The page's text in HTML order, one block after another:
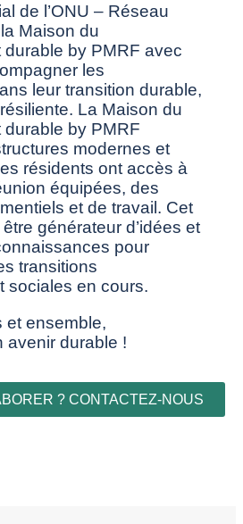
de l’ONU – Réseau
Maison du
by PMRF avec
les
leur transition durable,
La Maison du
by PMRF
modernes et
résidents ont accès à
équipées, des
et de travail. Cet
générateur d’idées et
pour
transitions
sociales en cours.
et ensemble,
avenir durable !
? CONTACTEZ-NOUS